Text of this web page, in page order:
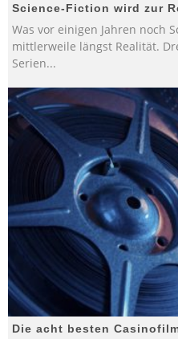
Science-Fiction wird zur
Was vor einigen Jahren noch
mittlerweile längst Realität.
Serien...
Die acht besten